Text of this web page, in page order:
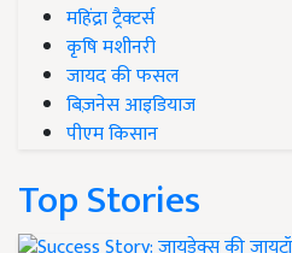
महिंद्रा ट्रैक्टर्स
कृषि मशीनरी
जायद की फसल
बिज़नेस आइडियाज
पीएम किसान
Top Stories